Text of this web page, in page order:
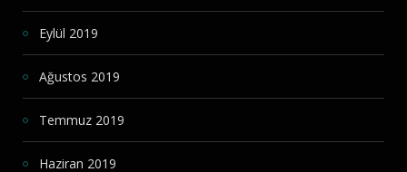
Eylül 2019
Ağustos 2019
Temmuz 2019
Haziran 2019